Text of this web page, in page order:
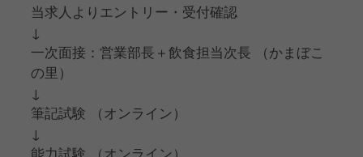
当求人よりエントリー・受付確認
↓
一次面接：営業部長＋飲食担当次長 （かまぼこ
の里）
↓
筆記試験 （オンライン）
↓
能力試験 （オンライン）